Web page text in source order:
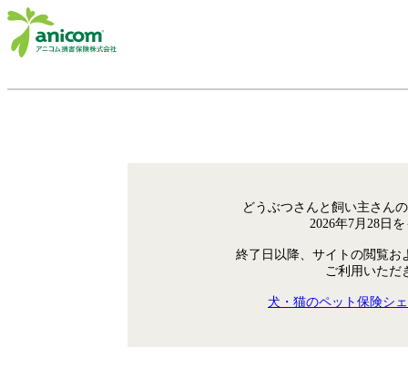
どうぶつさんと飼い主さん
2026年7月28日
終了日以降、サイトの閲覧お
ご利用いただ
犬・猫のペット保険シ